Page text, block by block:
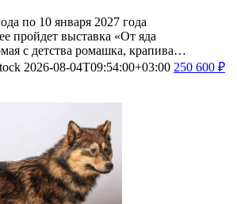
по 10 января 2027 года
пройдет выставка «От яда
с детства ромашка, крапива…
2026-08-04T09:54:00+03:00 250 600 ₽